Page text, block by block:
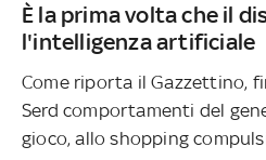
È la prima volta che il
l'intelligenza artificiale
Come riporta il Gazzettino,
Serd comportamenti del
gioco, allo shopping